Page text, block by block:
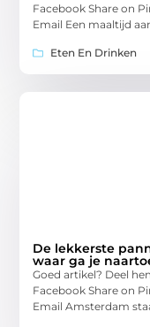
Facebook Share on
Email Een maaltijd
Eten En Drinken
De lekkerste
waar ga je
Goed artikel? Deel
Facebook Share on
Email Amsterdam